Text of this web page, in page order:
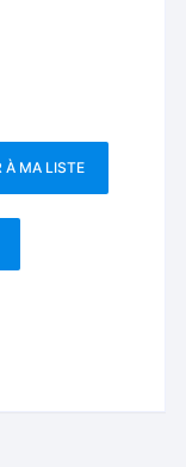
À MA LISTE